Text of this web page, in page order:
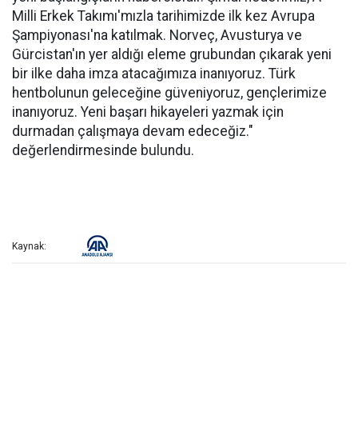
Milli Erkek Takımı'mızla tarihimizde ilk kez Avrupa
Şampiyonası'na katılmak. Norveç, Avusturya ve
Gürcistan'ın yer aldığı eleme grubundan çıkarak yeni
bir ilke daha imza atacağımıza inanıyoruz. Türk
hentbolunun geleceğine güveniyoruz, gençlerimize
inanıyoruz. Yeni başarı hikayeleri yazmak için
durmadan çalışmaya devam edeceğiz."
değerlendirmesinde bulundu.
Kaynak: